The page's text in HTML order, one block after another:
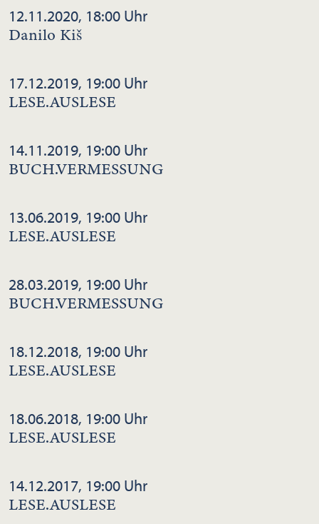
12.11.2020, 18:00 Uhr
Danilo Kiš
17.12.2019, 19:00 Uhr
LESE.AUSLESE
14.11.2019, 19:00 Uhr
BUCH.VERMESSUNG
13.06.2019, 19:00 Uhr
LESE.AUSLESE
28.03.2019, 19:00 Uhr
BUCH.VERMESSUNG
18.12.2018, 19:00 Uhr
LESE.AUSLESE
18.06.2018, 19:00 Uhr
LESE.AUSLESE
14.12.2017, 19:00 Uhr
LESE.AUSLESE